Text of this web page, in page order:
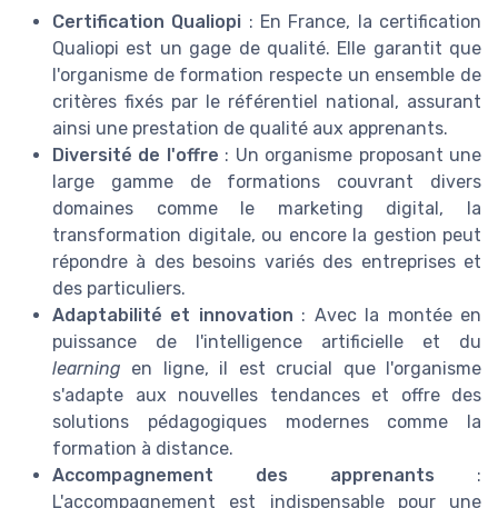
Certification Qualiopi : En France, la certification
Qualiopi est un gage de qualité. Elle garantit que
l'organisme de formation respecte un ensemble de
critères fixés par le référentiel national, assurant
ainsi une prestation de qualité aux apprenants.
Diversité de l'offre : Un organisme proposant une
large gamme de formations couvrant divers
domaines comme le marketing digital, la
transformation digitale, ou encore la gestion peut
répondre à des besoins variés des entreprises et
des particuliers.
Adaptabilité et innovation : Avec la montée en
puissance de l'intelligence artificielle et du
learning en ligne, il est crucial que l'organisme
s'adapte aux nouvelles tendances et offre des
solutions pédagogiques modernes comme la
formation à distance.
Accompagnement des apprenants :
L'accompagnement est indispensable pour une